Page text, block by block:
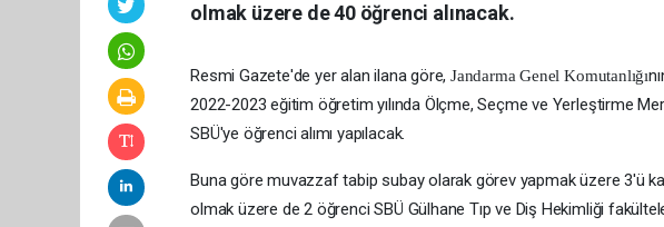
olmak üzere de 40 öğrenci alınacak.
Resmi Gazete'de yer alan ilana göre, Jandarma Genel Komutanlığı
2022-2023 eğitim öğretim yılında Ölçme, Seçme ve Yerleştirme
SBÜ'ye öğrenci alımı yapılacak.
Buna göre muvazzaf tabip subay olarak görev yapmak üzere 3'ü
olmak üzere de 2 öğrenci SBÜ Gülhane Tıp ve Diş Hekimliği